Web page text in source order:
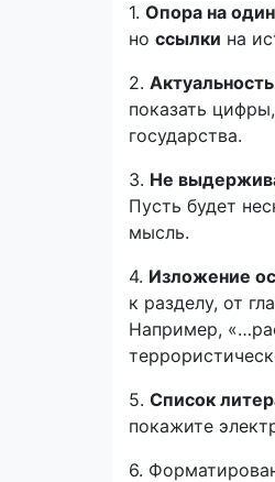
1. Опора на
но ссылки на
2. Актуальность
показать
государства.
3. Не
Пусть будет
мысль.
4. Изложение
к разделу, от
Например,
5. Список
покажите
6.